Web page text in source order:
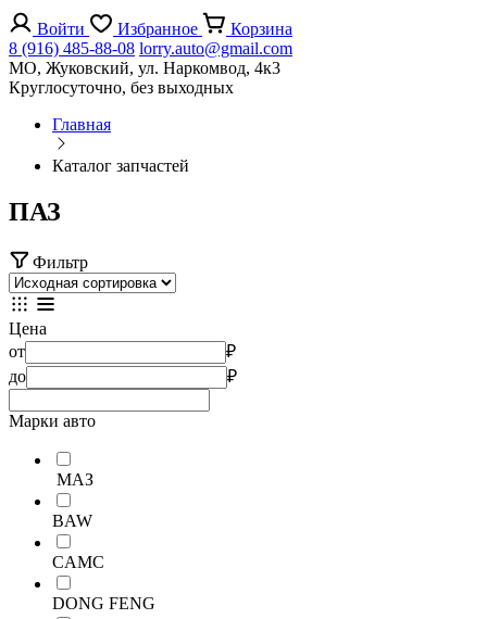
Войти Избранное
Корзина
8 (916) 485-88-08 lorry.auto@gmail.com
МО, Жуковский, ул. Наркомвод, 4к3
Круглосуточно, без выходных
Главная
Каталог запчастей
ПАЗ
Фильтр
Цена
от
₽
до
₽
Марки авто
МАЗ
BAW
CAMC
DONG FENG